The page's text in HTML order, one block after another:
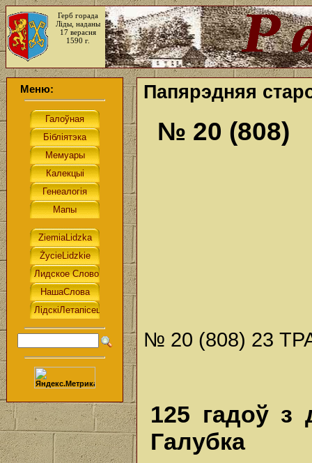
Герб горада
Ліды, наданы
17 верасня
1590 г.
Меню: Папярэдняя
№ 20 (808)
№ 20 (808) 23
125 гадоў з
Галубка